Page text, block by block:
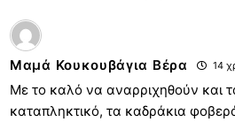
Μαμά Κουκουβάγια Βέρα 14
Με το καλό να αναρριχηθούν και
καταπληκτικό, τα καδράκια